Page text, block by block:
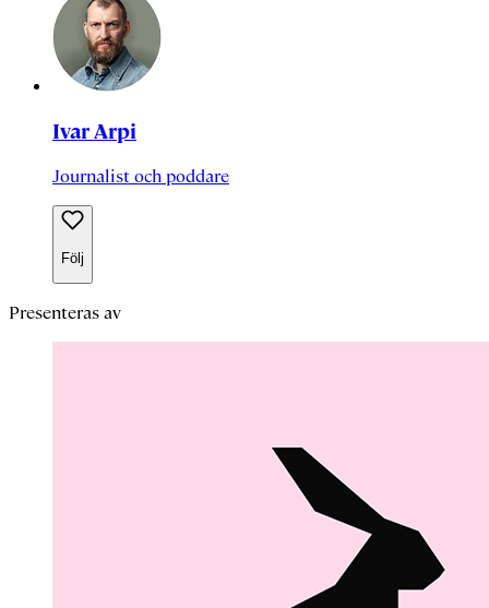
Ivar Arpi
Journalist och poddare
Följ
Presenteras av